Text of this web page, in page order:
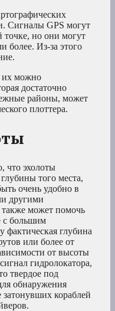
Сигналы GPS могут
точке, но они могут
более. Из-за этого
их можно
достаточно
районы, может
плоттера.
что эхолоты
того места,
очень удобно в
другими
может помочь
с большим
глубина
или более от
от высоты
гидролокатора,
твердое под
обнаружения
кораблей